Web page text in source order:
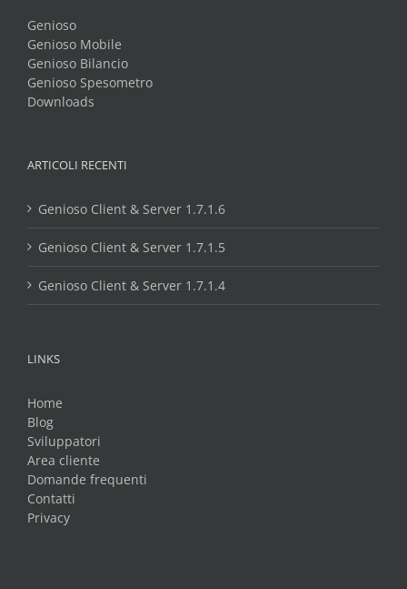
Genioso
Genioso Mobile
Genioso Bilancio
Genioso Spesometro
Downloads
ARTICOLI RECENTI
Genioso Client & Server 1.7.1.6
Genioso Client & Server 1.7.1.5
Genioso Client & Server 1.7.1.4
LINKS
Home
Blog
Sviluppatori
Area cliente
Domande frequenti
Contatti
Privacy